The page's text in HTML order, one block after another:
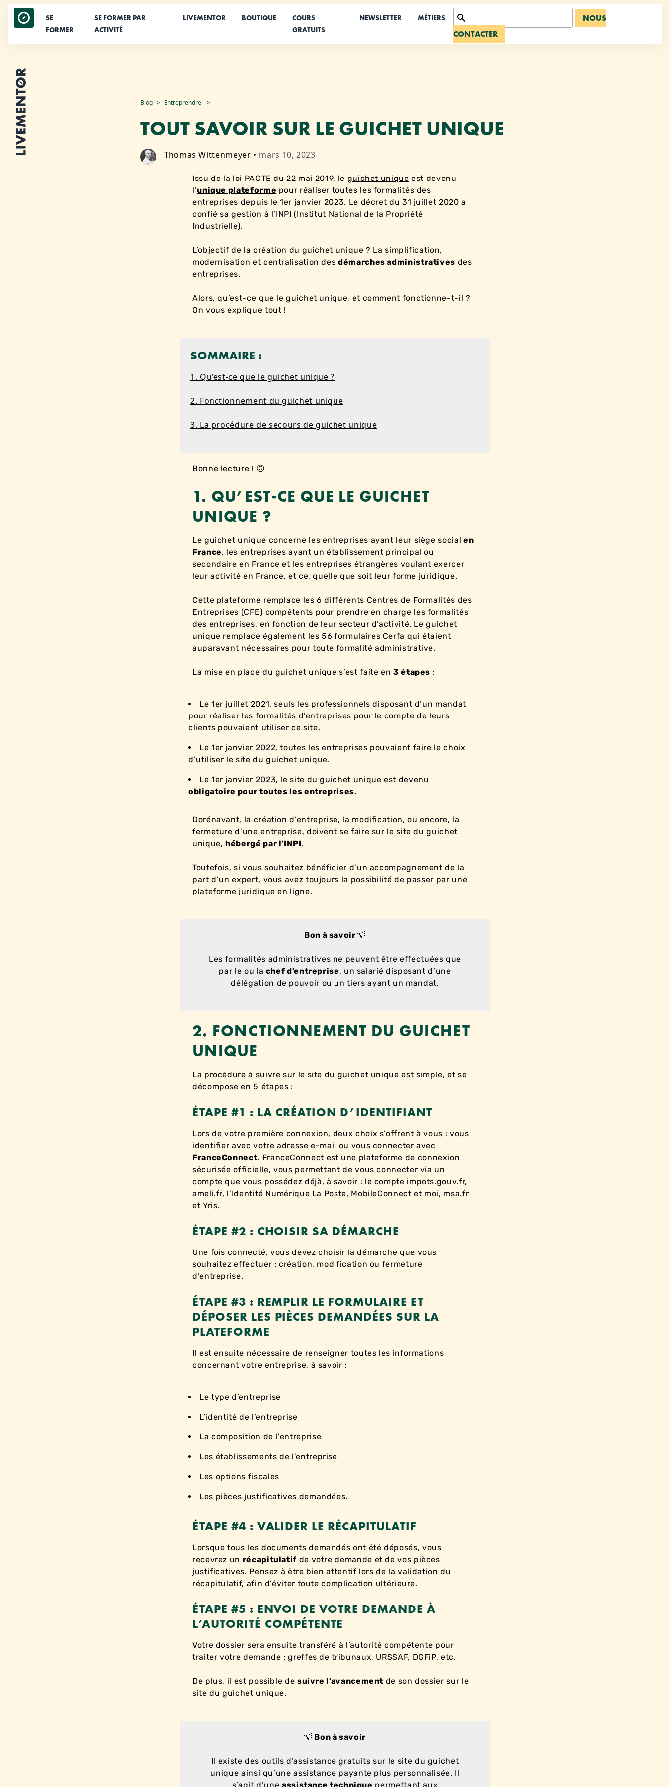
Aller
contenu
SE
FORMER
SE FORMER PAR
ACTIVITÉ
LIVEMENTOR BOUTIQUE
COURS
GRATUITS
NEWSLETTER MÉTIERS
NOUS
CONTACTER
Blog Entreprendre
TOUT SAVOIR SUR LE GUICHET UNIQUE
Thomas Wittenmeyer • mars 10, 2023
Issu de la loi PACTE du 22 mai 2019, le guichet unique est devenu
l’unique plateforme pour réaliser toutes les formalités des
entreprises depuis le 1er janvier 2023. Le décret du 31 juillet 2020 a
confié sa gestion à l’INPI (Institut National de la Propriété
Industrielle).
L’objectif de la création du guichet unique ? La simplification,
modernisation et centralisation desdémarches administratives des
entreprises.
Alors, qu’est-ce que le guichet unique, et comment fonctionne-t-il ?
On vous explique tout !
SOMMAIRE :
1. Qu’est-ce que le guichet unique ?
2. Fonctionnement du guichet unique
3. La procédure de secours de guichet unique
Bonne lecture ! 🙃
1. QU’EST-CE QUE LE GUICHET
UNIQUE ?
Le guichet unique concerne les entreprises ayant leur siège social en
France, les entreprises ayant un établissement principal ou
secondaire en France et les entreprises étrangères voulant exercer
leur activité en France, et ce, quelle que soit leur forme juridique.
Cette plateforme remplace les 6 différents Centres de Formalités des
Entreprises (CFE) compétents pour prendre en charge les formalités
des entreprises, en fonction de leur secteur d’activité. Le guichet
unique remplace également les 56 formulaires Cerfa qui étaient
auparavant nécessaires pour toute formalité administrative.
La mise en place du guichet unique s’est faite en 3 étapes :
Le 1er juillet 2021, seuls les professionnels disposant d’un mandat
pour réaliser les formalités d’entreprises pour le compte de leurs
clients pouvaient utiliser ce site.
Le 1er janvier 2022, toutes les entreprises pouvaient faire le choix
d’utiliser le site du guichet unique.
Le 1er janvier 2023, le site du guichet unique est devenu
obligatoire pour toutes les entreprises.
Dorénavant, la création d’entreprise, la modification, ou encore, la
fermeture d’une entreprise, doivent se faire sur le site du guichet
unique, hébergé par l’INPI.
Toutefois, si vous souhaitez bénéficier d’un accompagnement de la
part d’un expert, vous avez toujours la possibilité de passer par une
plateforme juridique en ligne.
Bon à savoir💡
Les formalités administratives ne peuvent être effectuées que
par le ou la chef d’entreprise, un salarié disposant d’une
délégation de pouvoir ou un tiers ayant un mandat.
2. FONCTIONNEMENT DU GUICHET
UNIQUE
La procédure à suivre sur le site du guichet unique est simple, et se
décompose en 5 étapes :
ÉTAPE #1 : LA CRÉATION D’IDENTIFIANT
Lors de votre première connexion, deux choix s’offrent à vous : vous
identifier avec votre adresse e-mail ou vous connecter avec
FranceConnect. FranceConnect est une plateforme de connexion
sécurisée officielle, vous permettant de vous connecter via un
compte que vous possédez déjà, à savoir : le compte impots.gouv.fr,
ameli.fr, l’Identité Numérique La Poste, MobileConnect et moi, msa.fr
et Yris.
ÉTAPE #2 : CHOISIR SA DÉMARCHE
Une fois connecté, vous devez choisir la démarche que vous
souhaitez effectuer : création, modification ou fermeture
d’entreprise.
ÉTAPE #3 : REMPLIR LE FORMULAIRE ET
DÉPOSER LES PIÈCES DEMANDÉES SUR LA
PLATEFORME
Il est ensuite nécessaire de renseigner toutes les informations
concernant votre entreprise, à savoir :
Le type d’entreprise
L’identité de l’entreprise
La composition de l’entreprise
Les établissements de l’entreprise
Les options fiscales
Les pièces justificatives demandées.
ÉTAPE #4 : VALIDER LE RÉCAPITULATIF
Lorsque tous les documents demandés ont été déposés, vous
recevrez un récapitulatif de votre demande et de vos pièces
justificatives. Pensez à être bien attentif lors de la validation du
récapitulatif, afin d’éviter toute complication ultérieure.
ÉTAPE #5 : ENVOI DE VOTRE DEMANDE À
L’AUTORITÉ COMPÉTENTE
Votre dossier sera ensuite transféré à l’autorité compétente pour
traiter votre demande : greffes de tribunaux, URSSAF, DGFiP, etc.
De plus, il est possible de suivre l’avancement de son dossier sur le
site du guichet unique.
💡 Bon à savoir
Il existe des outils d’assistance gratuits sur le site du guichet
unique ainsi qu’une assistance payante plus personnalisée. Il
s’agit d’une assistance technique permettant aux